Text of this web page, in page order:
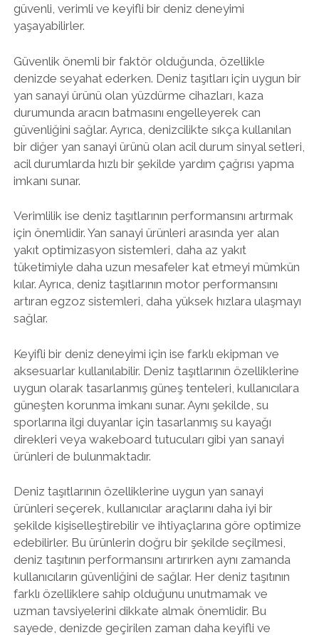
güvenli, verimli ve keyifli bir deniz deneyimi
yaşayabilirler.
Güvenlik önemli bir faktör olduğunda, özellikle
denizde seyahat ederken. Deniz taşıtları için uygun bir
yan sanayi ürünü olan yüzdürme cihazları, kaza
durumunda aracın batmasını engelleyerek can
güvenliğini sağlar. Ayrıca, denizcilikte sıkça kullanılan
bir diğer yan sanayi ürünü olan acil durum sinyal setleri,
acil durumlarda hızlı bir şekilde yardım çağrısı yapma
imkanı sunar.
Verimlilik ise deniz taşıtlarının performansını artırmak
için önemlidir. Yan sanayi ürünleri arasında yer alan
yakıt optimizasyon sistemleri, daha az yakıt
tüketimiyle daha uzun mesafeler kat etmeyi mümkün
kılar. Ayrıca, deniz taşıtlarının motor performansını
artıran egzoz sistemleri, daha yüksek hızlara ulaşmayı
sağlar.
Keyifli bir deniz deneyimi için ise farklı ekipman ve
aksesuarlar kullanılabilir. Deniz taşıtlarının özelliklerine
uygun olarak tasarlanmış güneş tenteleri, kullanıcılara
güneşten korunma imkanı sunar. Aynı şekilde, su
sporlarına ilgi duyanlar için tasarlanmış su kayağı
direkleri veya wakeboard tutucuları gibi yan sanayi
ürünleri de bulunmaktadır.
Deniz taşıtlarının özelliklerine uygun yan sanayi
ürünleri seçerek, kullanıcılar araçlarını daha iyi bir
şekilde kişiselleştirebilir ve ihtiyaçlarına göre optimize
edebilirler. Bu ürünlerin doğru bir şekilde seçilmesi,
deniz taşıtının performansını artırırken aynı zamanda
kullanıcıların güvenliğini de sağlar. Her deniz taşıtının
farklı özelliklere sahip olduğunu unutmamak ve
uzman tavsiyelerini dikkate almak önemlidir. Bu
sayede, denizde geçirilen zaman daha keyifli ve